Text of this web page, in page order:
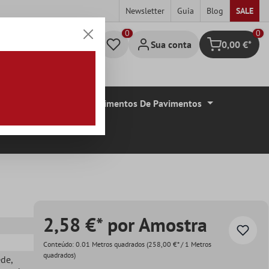
Newsletter Guia Blog SALE
Sua conta Carrinho de
0
0,00 €*
Revestimentos De Pavimentos
,
2,58 €* por Amostra
Conteúdo: 0.01 Metros quadrados (258,00 €* / 1 Metros
quadrados)